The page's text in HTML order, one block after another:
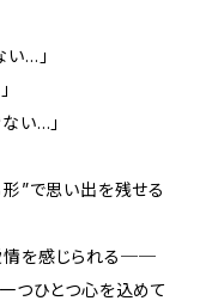
い…」
い…」
”で思い出を残せる
情を感じられる──
つひとつ心を込めて